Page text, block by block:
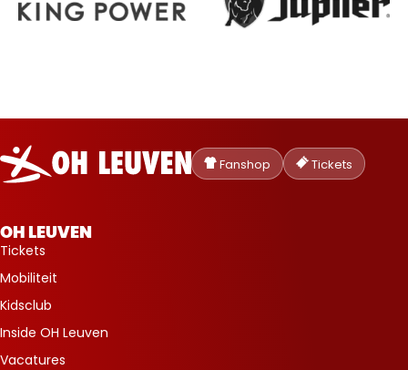
Oud-
Heverlee
Leuven
Fanshop Tickets
OH LEUVEN
Tickets
Mobiliteit
Kidsclub
Inside OH Leuven
Vacatures